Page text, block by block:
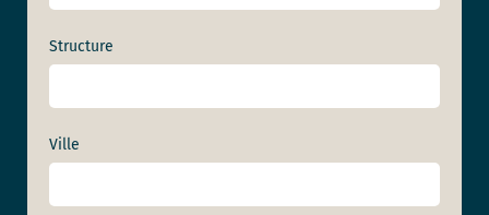
Structure
Ville